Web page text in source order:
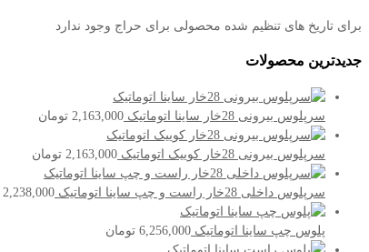
برای تاریخ های تنظیم شده محصولی برای حراج وجود ندارد
جدیدترین محصولات
سرپلوس بیرونی 28خار ساینا اتوماتیک 2,163,000 تومان
سرپلوس بیرونی 28خار کوییک اتوماتیک 2,163,000 تومان
سرپلوس داخلی 28خار راست و چپ ساینا اتوماتیک 2,238,000
پلوس چپ ساینا اتوماتیک 6,256,000 تومان